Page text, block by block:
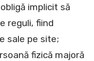
implicit să
reguli, fiind
sale pe site;
fizică majoră